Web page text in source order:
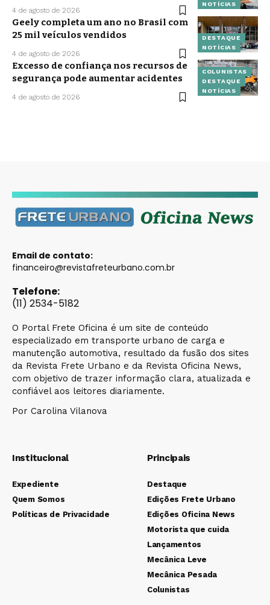
NOTÍCIAS
4 de agosto de 2026
DESTAQUE
NOTÍCIAS
Geely completa um ano no Brasil com
25 mil veículos vendidos
4 de agosto de 2026
COLUNISTAS
DESTAQUE
NOTÍCIAS
Excesso de confiança nos recursos de
segurança pode aumentar acidentes
4 de agosto de 2026
Email de contato:
financeiro@revistafreteurbano.com.br
Telefone:
(11) 2534-5182
O Portal Frete Oficina é um site de conteúdo
especializado em transporte urbano de carga e
manutenção automotiva, resultado da fusão dos sites
da Revista Frete Urbano e da Revista Oficina News,
com objetivo de trazer informação clara, atualizada e
confiável aos leitores diariamente.
Por Carolina Vilanova
Institucional
Expediente
Quem Somos
Políticas de Privacidade
Principais
Destaque
Edições Frete Urbano
Edições Oficina News
Motorista que cuida
Lançamentos
Mecânica Leve
Mecânica Pesada
Colunistas